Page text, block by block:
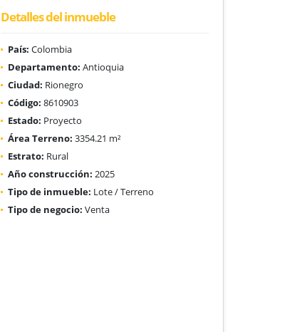
Detalles del inmueble
País: Colombia
Departamento: Antioquia
Ciudad: Rionegro
Código: 8610903
Estado: Proyecto
Área Terreno: 3354.21 m²
Estrato: Rural
Año construcción: 2025
Tipo de inmueble: Lote / Terreno
Tipo de negocio: Venta